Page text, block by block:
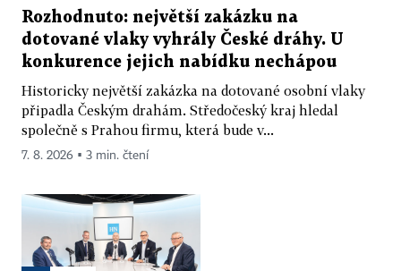
Rozhodnuto: největší zakázku na
dotované vlaky vyhrály České dráhy. U
konkurence jejich nabídku nechápou
Historicky největší zakázka na dotované osobní vlaky
připadla Českým drahám. Středočeský kraj hledal
společně s Prahou firmu, která bude v...
7. 8. 2026 ▪ 3 min. čtení